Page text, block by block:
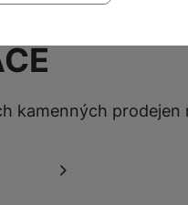
umožňují váš průchod
a rozšířené funkce
funkce
abyste
vám práci s naším
kamenných prodejen